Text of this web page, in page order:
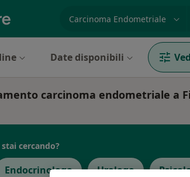
Date disponibili
carcinoma endometriale a
cercando?
Endocrinologo Urologo